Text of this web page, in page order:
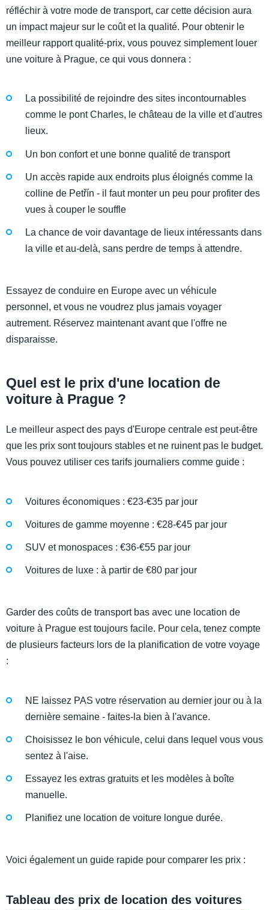
réfléchir à votre mode de transport, car cette décision aura
un impact majeur sur le coût et la qualité. Pour obtenir le
meilleur rapport qualité-prix, vous pouvez simplement louer
une voiture à Prague, ce qui vous donnera :
La possibilité de rejoindre des sites incontournables
comme le pont Charles, le château de la ville et d'autres
lieux.
Un bon confort et une bonne qualité de transport
Un accès rapide aux endroits plus éloignés comme la
colline de Petřín - il faut monter un peu pour profiter des
vues à couper le souffle
La chance de voir davantage de lieux intéressants dans
la ville et au-delà, sans perdre de temps à attendre.
Essayez de conduire en Europe avec un véhicule
personnel, et vous ne voudrez plus jamais voyager
autrement. Réservez maintenant avant que l'offre ne
disparaisse.
Quel est le prix d'une location de
voiture à Prague ?
Le meilleur aspect des pays d'Europe centrale est peut-être
que les prix sont toujours stables et ne ruinent pas le budget.
Vous pouvez utiliser ces tarifs journaliers comme guide :
Voitures économiques : €23-€35 par jour
Voitures de gamme moyenne : €28-€45 par jour
SUV et monospaces : €36-€55 par jour
Voitures de luxe : à partir de €80 par jour
Garder des coûts de transport bas avec une location de
voiture à Prague est toujours facile. Pour cela, tenez compte
de plusieurs facteurs lors de la planification de votre voyage
:
NE laissez PAS votre réservation au dernier jour ou à la
dernière semaine - faites-la bien à l'avance.
Choisissez le bon véhicule, celui dans lequel vous vous
sentez à l'aise.
Essayez les extras gratuits et les modèles à boîte
manuelle.
Planifiez une location de voiture longue durée.
Voici également un guide rapide pour comparer les prix :
Tableau des prix de location des voitures